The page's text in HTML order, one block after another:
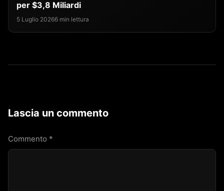
per $3,8 Miliardi
5 Luglio 20266 min lettura
Lascia un commento
Commento *